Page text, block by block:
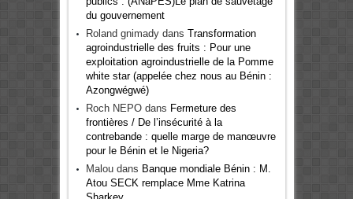
du gouvernement
Roland gnimadydans Transformation
agroindustrielle des fruits : Pour une
exploitation agroindustrielle de la Pomme
white star (appelée chez nous au Bénin :
Azongwégwé)
Roch NEPOdans Fermeture des
frontières / De l’insécurité à la
contrebande : quelle marge de manœuvre
pour le Bénin et le Nigeria?
Maloudans Banque mondiale Bénin : M.
Atou SECK remplace Mme Katrina